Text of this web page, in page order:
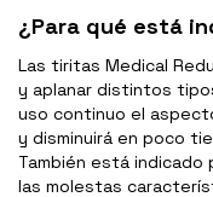
¿Para qué está
Las tiritas Medical
y aplanar distintos
uso continuo el
y disminuirá en poco
También está indicado
las molestas